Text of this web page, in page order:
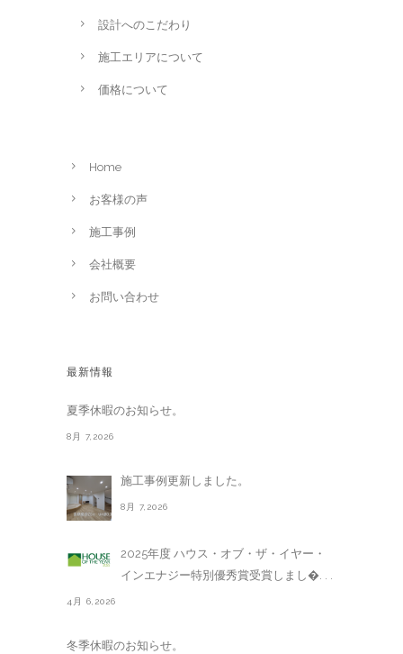
設計へのこだわり
施工エリアについて
価格について
Home
お客様の声
施工事例
会社概要
お問い合わせ
最新情報
夏季休暇のお知らせ。
8月 7,2026
施工事例更新しました。
8月 7,2026
2025年度 ハウス・オブ・ザ・イヤー・
インエナジー特別優秀賞受賞しまし�. . .
4月 6,2026
冬季休暇のお知らせ。